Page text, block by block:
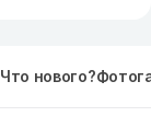
Что нового?